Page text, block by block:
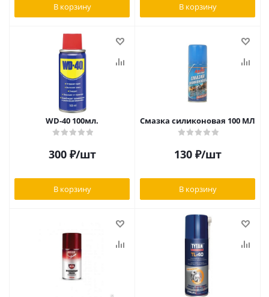
В корзину В корзину
WD-40 100мл.
300₽/шт
В корзину
Смазка силиконовая 100 МЛ
130₽/шт
В корзину